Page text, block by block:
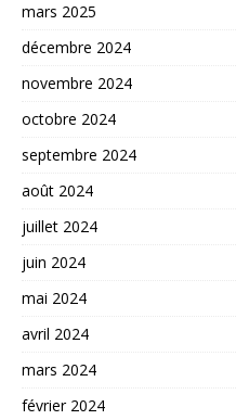
mars 2025
décembre 2024
novembre 2024
octobre 2024
septembre 2024
août 2024
juillet 2024
juin 2024
mai 2024
avril 2024
mars 2024
février 2024